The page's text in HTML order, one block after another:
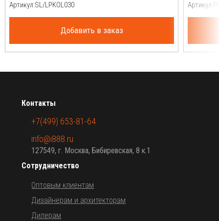
Артикул:
Добавить в заказ
Артикул:
Сотрудничество
Оптовым клиентам
Дизайнерам и архитекторам
Дилерам
Контакты
+7(499) 653-81-64
info@i888.ru
127549, г. Москва, Бибиревская, 8 к.1